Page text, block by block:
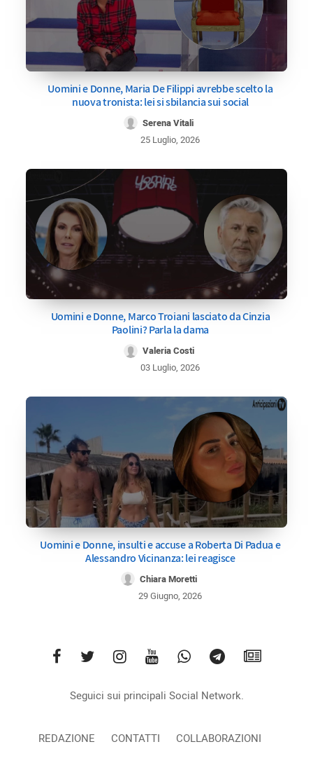
Uomini e Donne, Maria De Filippi avrebbe scelto la
nuova tronista: lei si sbilancia sui social
Serena Vitali
25 Luglio, 2026
Uomini e Donne, Marco Troiani lasciato da Cinzia
Paolini? Parla la dama
Valeria Costi
03 Luglio, 2026
Uomini e Donne, insulti e accuse a Roberta Di Padua e
Alessandro Vicinanza: lei reagisce
Chiara Moretti
29 Giugno, 2026
Seguici sui principali Social Network.
REDAZIONE CONTATTI COLLABORAZIONI